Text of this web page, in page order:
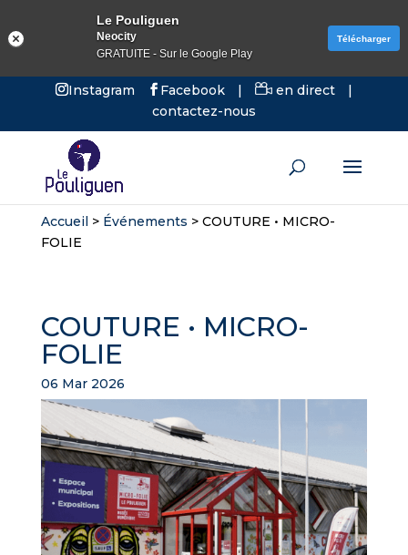
Instagram Facebook | en direct
|
contactez-nous
Accueil> Événements > COUTURE • MICRO-
FOLIE
COUTURE • MICRO-
FOLIE
06 Mar 2026
Le Pouliguen
Neocity
GRATUITE - Sur le Google Play
Télécharger